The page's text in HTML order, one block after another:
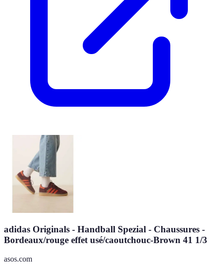
adidas Originals - Handball Spezial - Chaussures -
Bordeaux/rouge effet usé/caoutchouc-Brown 41 1/3
asos.com